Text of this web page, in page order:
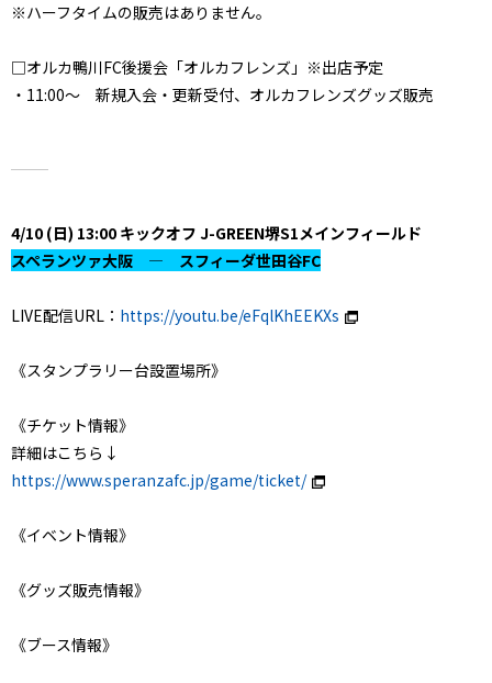
※ハーフタイムの販売はありません。
□オルカ鴨川FC後援会「オルカフレンズ」※出店予定
・11:00～ 新規入会・更新受付、オルカフレンズグッズ販売
4/10 (日) 13:00 キックオフ J-GREEN堺S1メインフィールド
スペランツァ大阪 ― スフィーダ世田谷FC
LIVE配信URL： https://youtu.be/eFqlKhEEKXs
《スタンプラリー台設置場所》
《チケット情報》
詳細はこちら↓
https://www.speranzafc.jp/game/ticket/
《イベント情報》
《グッズ販売情報》
《ブース情報》